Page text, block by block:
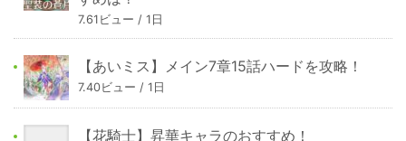
7.61ビュー / 1日
【あいミス】メイン7章15話ハードを攻略！
7.40ビュー / 1日
【花騎士】昇華キャラのおすすめ！